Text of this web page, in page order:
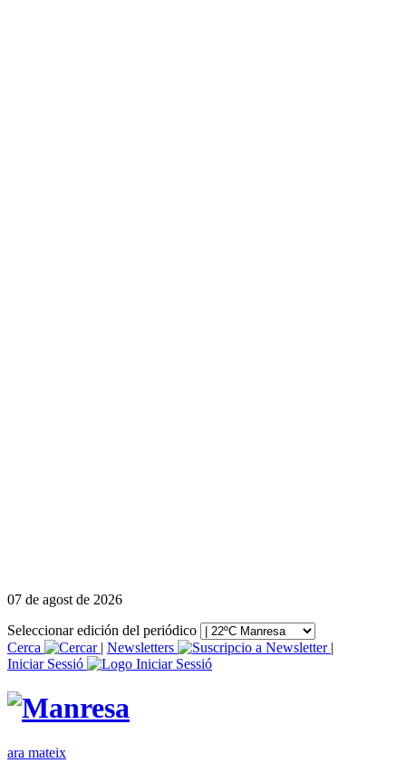
07 de agost de 2026
Seleccionar edición del periódico
Cerca
| Newsletters
|
Iniciar Sessió
ara mateix